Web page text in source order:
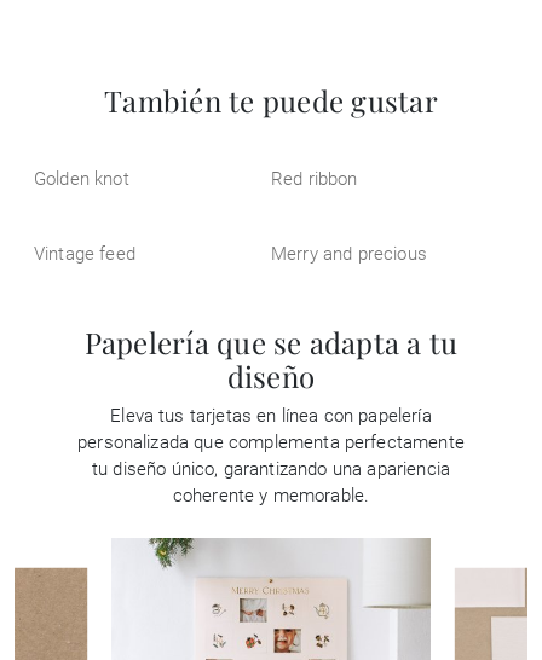
También te puede gustar
Golden knot Red ribbon
Vintage feed Merry and precious
Papelería que se adapta a tu
diseño
Eleva tus tarjetas en línea con papelería
personalizada que complementa perfectamente
tu diseño único, garantizando una apariencia
coherente y memorable.